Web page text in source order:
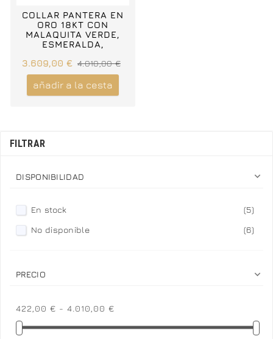
COLLAR PANTERA EN
ORO 18KT CON
MALAQUITA VERDE,
ESMERALDA,
BLANCOS
3.609,00 € 4.010,00 €
añadir a la cesta
FILTRAR
DISPONIBILIDAD 
En stock
(5)
No disponible
(6)
PRECIO 
422,00 € - 4.010,00 €